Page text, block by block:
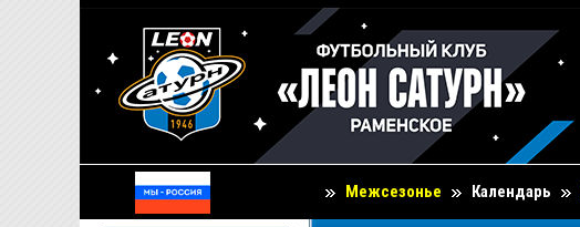
Межсезонье Календарь